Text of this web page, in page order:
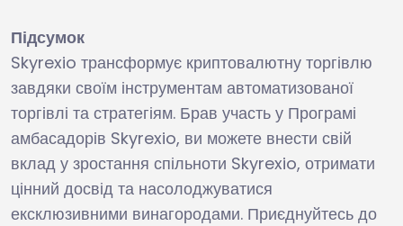
Підсумок
Skyrexio трансформує криптовалютну торгівлю
завдяки своїм інструментам автоматизованої
торгівлі та стратегіям. Брав участь у Програмі
амбасадорів Skyrexio, ви можете внести свій
вклад у зростання спільноти Skyrexio, отримати
цінний досвід та насолоджуватися
ексклюзивними винагородами. Приєднуйтесь до